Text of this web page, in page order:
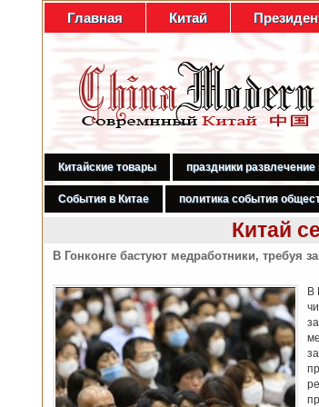
Главная Китай
Китайские товары праздники
События в Китае политика события
Китай
В Гонконге бастуют медработники, требуя
В